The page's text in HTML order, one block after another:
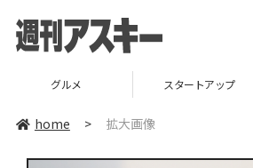
グルメ スタートアップ
home > 拡大画像